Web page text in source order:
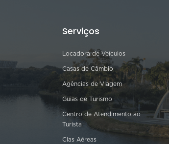
Serviços
Locadora de Veículos
Casas de Câmbio
Agências de Viagem
Guias de Turismo
Centro de Atendimento ao
Turista
Cias Aéreas